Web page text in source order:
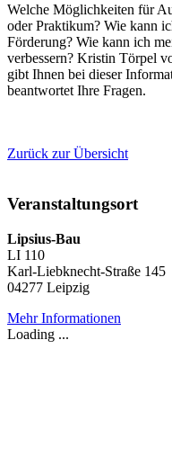
Welche Möglichkeiten für
oder Praktikum? Wie kann
Förderung? Wie kann ich
verbessern? Kristin Törpel
gibt Ihnen bei dieser
beantwortet Ihre Fragen.
Zurück zur Übersicht
Veranstaltungsort
Lipsius-Bau
LI 110
Karl-Liebknecht-Straße 145
04277 Leipzig
Mehr Informationen
Loading ...